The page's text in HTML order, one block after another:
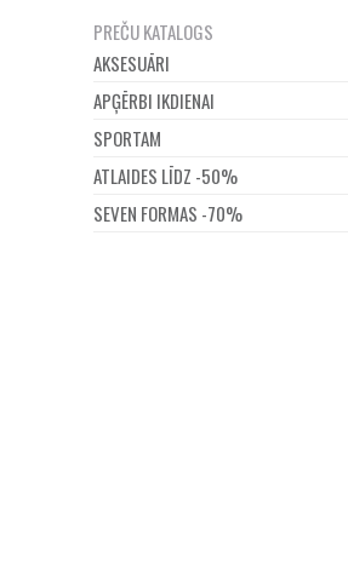
PREČU KATALOGS
AKSESUĀRI
APĢĒRBI IKDIENAI
SPORTAM
ATLAIDES LĪDZ -50%
SEVEN FORMAS -70%